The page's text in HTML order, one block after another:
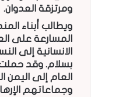
ومرتزقة العدوان.
ويطالب أبناء
المسارعة على
الانسانية إلى
بسلام. وقد حملت
العام إلى
وجماعاتهم